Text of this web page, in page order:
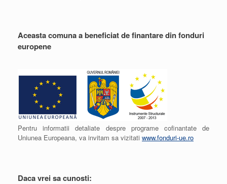
Aceasta comuna a beneficiat de finantare din fonduri
europene
Pentru informatii detaliate despre programe cofinantate de
Uniunea Europeana, va invitam sa vizitati www.fonduri-ue.ro
Daca vrei sa cunosti: